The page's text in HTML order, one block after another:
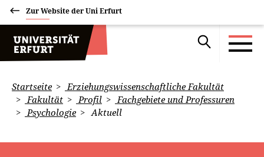
Zur Website der Uni Erfurt
Startseite
Erziehungswissenschaftliche Fakultät
Fakultät
Profil
Fachgebiete und Professuren
Psychologie
Aktuell